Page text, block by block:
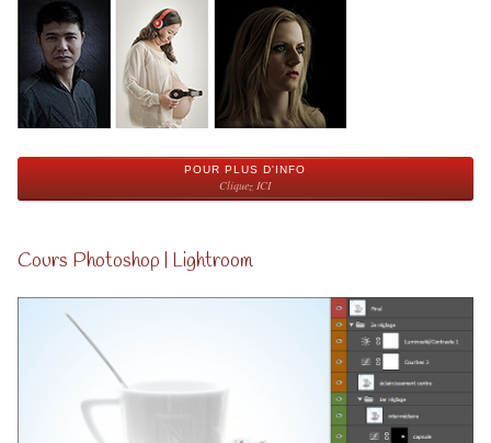
POUR PLUS D'INFO
Cliquez ICI
Cours Photoshop | Lightroom